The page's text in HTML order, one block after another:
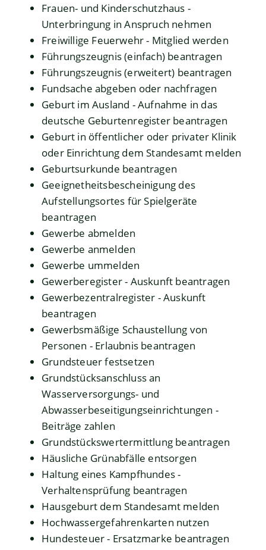
Frauen- und Kinderschutzhaus -
Unterbringung in Anspruch nehmen
Freiwillige Feuerwehr - Mitglied werden
Führungszeugnis (einfach) beantragen
Führungszeugnis (erweitert) beantragen
Fundsache abgeben oder nachfragen
Geburt im Ausland - Aufnahme in das
deutsche Geburtenregister beantragen
Geburt in öffentlicher oder privater Klinik
oder Einrichtung dem Standesamt melden
Geburtsurkunde beantragen
Geeignetheitsbescheinigung des
Aufstellungsortes für Spielgeräte
beantragen
Gewerbe abmelden
Gewerbe anmelden
Gewerbe ummelden
Gewerberegister - Auskunft beantragen
Gewerbezentralregister - Auskunft
beantragen
Gewerbsmäßige Schaustellung von
Personen - Erlaubnis beantragen
Grundsteuer festsetzen
Grundstücksanschluss an
Wasserversorgungs- und
Abwasserbeseitigungseinrichtungen -
Beiträge zahlen
Grundstückswertermittlung beantragen
Häusliche Grünabfälle entsorgen
Haltung eines Kampfhundes -
Verhaltensprüfung beantragen
Hausgeburt dem Standesamt melden
Hochwassergefahrenkarten nutzen
Hundesteuer - Ersatzmarke beantragen